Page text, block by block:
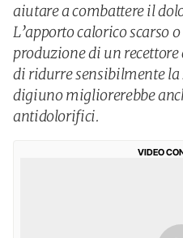
aiutare a combattere il
L’apporto calorico scarso
produzione di un
di ridurre sensibilmente la
digiuno migliorerebbe
antidolorifici.
VIDEO